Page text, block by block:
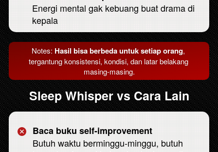
Energi mental gak kebuang buat drama di
kepala
Notes: Hasil bisa berbeda untuk setiap orang,
tergantung konsistensi, kondisi, dan latar belakang
masing-masing.
Sleep Whisper vs Cara Lain
Baca buku self-improvement
Butuh waktu berminggu-minggu, butuh